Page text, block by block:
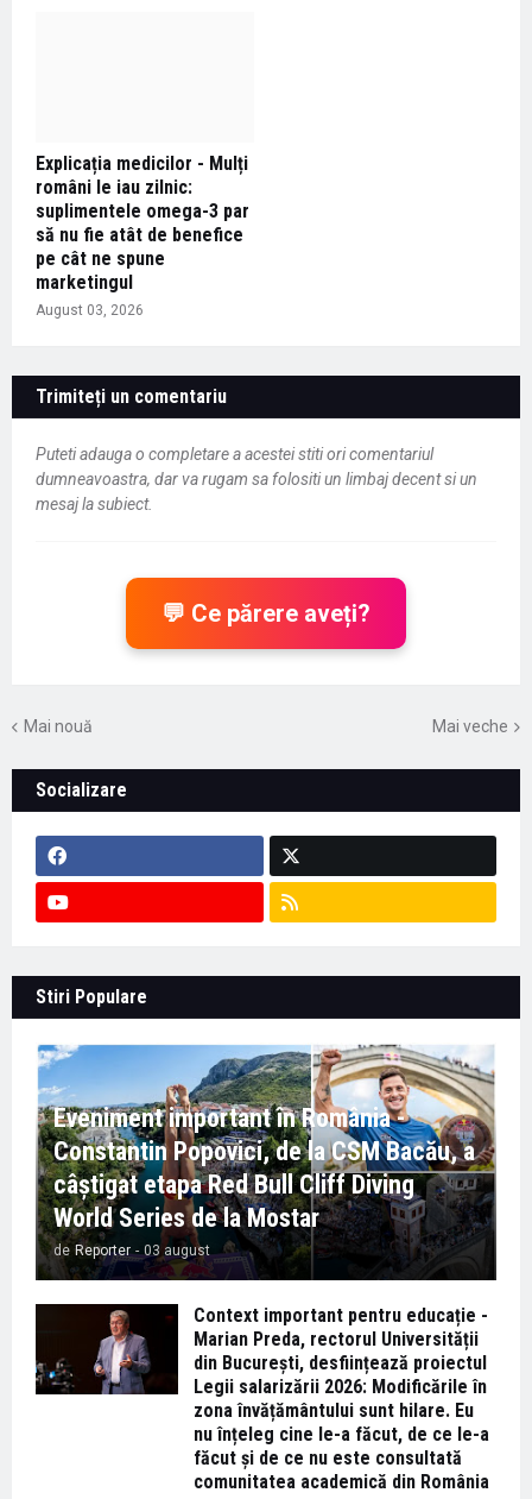
Explicația medicilor - Mulți
români le iau zilnic:
suplimentele omega-3 par
să nu fie atât de benefice
pe cât ne spune
marketingul
August 03, 2026
Trimiteți un comentariu
Puteti adauga o completare a acestei stiti ori comentariul
dumneavoastra, dar va rugam sa folositi un limbaj decent si un
mesaj la subiect.
💬 Ce părere aveți?
Mai nouă Mai veche
Socializare
Stiri Populare
Eveniment important în România -
Constantin Popovici, de la CSM Bacău, a
câștigat etapa Red Bull Cliff Diving
World Series de la Mostar
de Reporter - 03 august
Context important pentru educație -
Marian Preda, rectorul Universității
din București, desființează proiectul
Legii salarizării 2026: Modificările în
zona învățământului sunt hilare. Eu
nu înțeleg cine le-a făcut, de ce le-a
făcut și de ce nu este consultată
comunitatea academică din România